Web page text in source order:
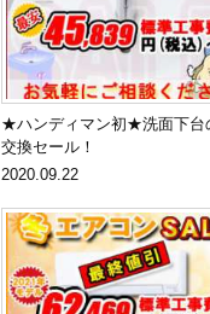
★ハンディマン初★洗面下台
交換セール！
2020.09.22